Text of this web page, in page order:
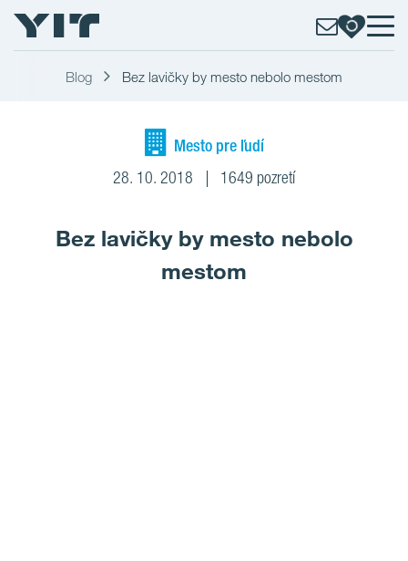
Blog Bez lavičky by mesto nebolo mestom
Mesto pre ľudí
28. 10. 2018 1649 pozretí
Bez lavičky by mesto nebolo
mestom